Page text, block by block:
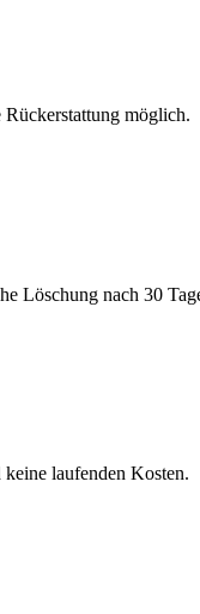
möglich.
Löschung nach 30
laufenden Kosten.